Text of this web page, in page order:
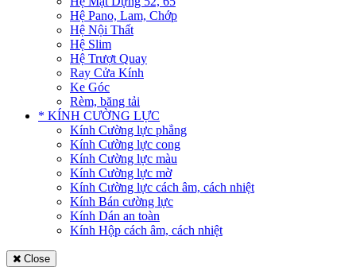
Hệ Pano, Lam, Chớp
Hệ Nội Thất
Hệ Slim
Hệ Trượt Quay
Ray Cửa Kính
Ke Góc
Rèm, băng tải
* KÍNH CƯỜNG LỰC
Kính Cường lực phẳng
Kính Cường lực cong
Kính Cường lực màu
Kính Cường lực mờ
Kính Cường lực cách âm, cách nhiệt
Kính Bán cường lực
Kính Dán an toàn
Kính Hộp cách âm, cách nhiệt
Close